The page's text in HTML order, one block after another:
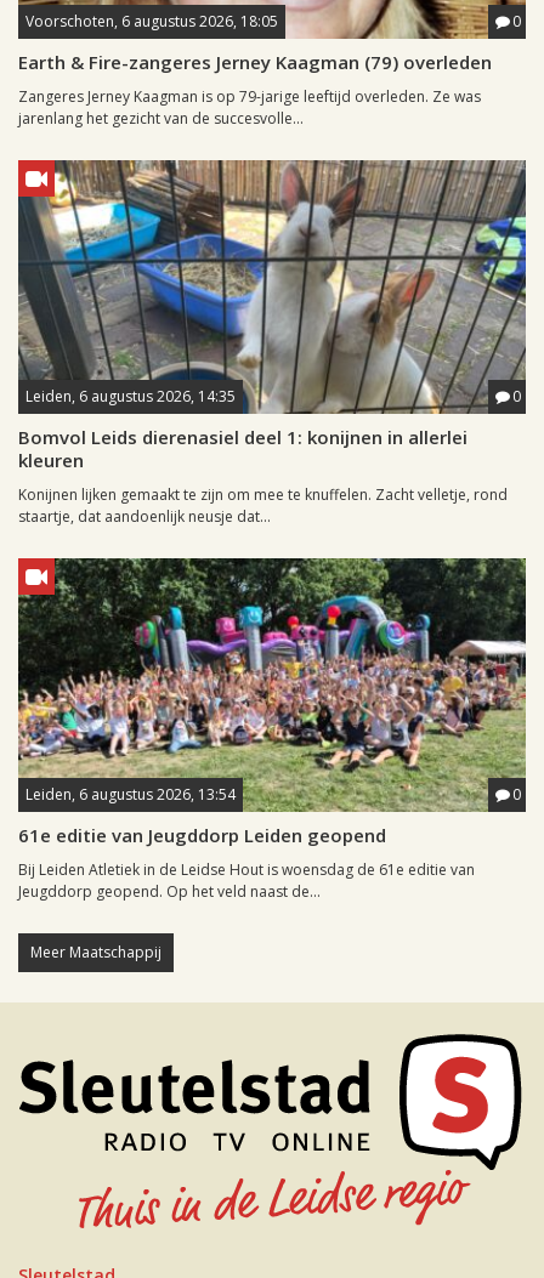
Voorschoten, 6 augustus 2026, 18:05 0
Earth & Fire-zangeres Jerney Kaagman (79) overleden
Zangeres Jerney Kaagman is op 79-jarige leeftijd overleden. Ze was
jarenlang het gezicht van de succesvolle...
Leiden, 6 augustus 2026, 14:35 0
Bomvol Leids dierenasiel deel 1: konijnen in allerlei
kleuren
Konijnen lijken gemaakt te zijn om mee te knuffelen. Zacht velletje, rond
staartje, dat aandoenlijk neusje dat...
Leiden, 6 augustus 2026, 13:54 0
61e editie van Jeugddorp Leiden geopend
Bij Leiden Atletiek in de Leidse Hout is woensdag de 61e editie van
Jeugddorp geopend. Op het veld naast de...
Meer Maatschappij